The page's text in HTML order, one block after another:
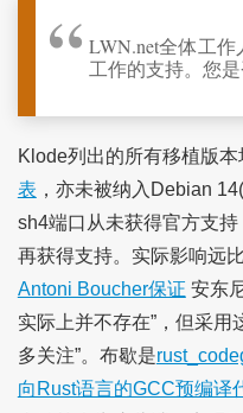
LWN.net全体工
工作的支持。您
Klode列出的所有移植版
表 ，亦未被纳入Debian
sh4端口从未获得官方支
再获得支持。实际影响远
Antoni Boucher保证 安东
实际上并不存在”，但采用
多关注”。布歇是
向Rust语言的GCC预编译